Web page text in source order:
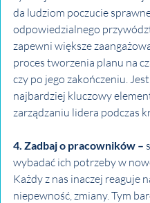
da ludziom poczucie
odpowiedzialnego
zapewni większe
proces tworzenia planu na
czy po jego zakończeniu.
najbardziej kluczowy
zarządzaniu lidera podczas
4. Zadbaj o pracowników –
wybadać ich potrzeby w
Każdy z nas inaczej reaguje
niepewność, zmiany. Tym